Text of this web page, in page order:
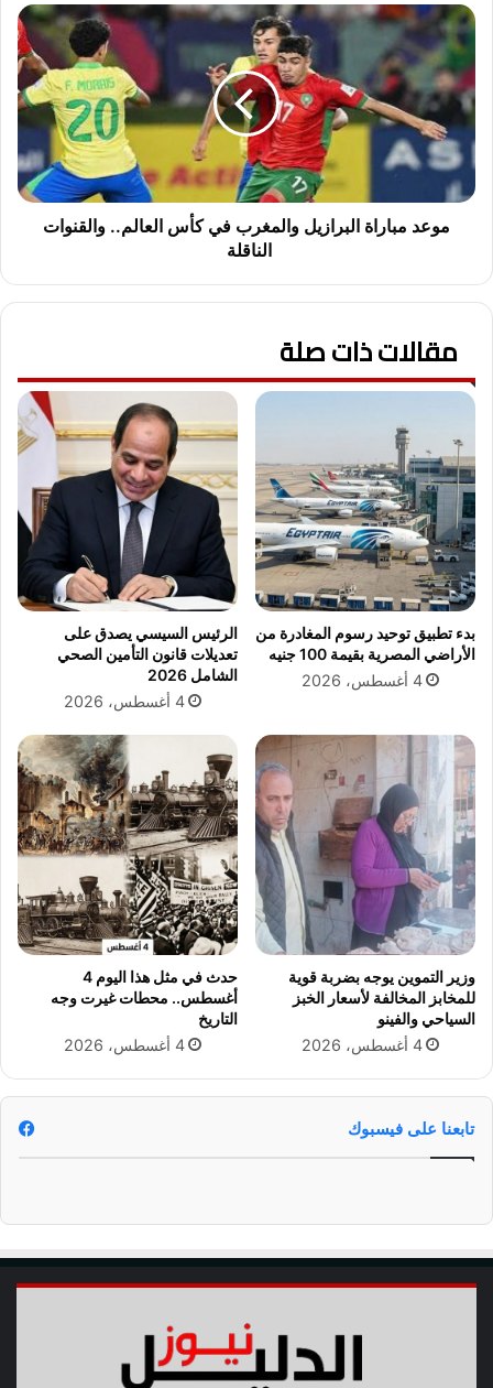
د
م
ا
ت
ا
ل
ق
ا
ن
ي
د
ع
ا
ل
م
ي
اً
ب
س
ب
ب
ض
ا
ل
ت
م
و
ي
ل
ا
ل
و
ل
ي
م
و
ع
د
م
ب
ا
ي
ل
ا
ل
م
غ
ر
ب
ف
ي
ك
أ
ا
ل
م
.
و
ا
ل
ن
و
ا
ل
ن
ة
موعد مباراة البرازيل والمغرب في كأس العالم.. والقنوات
الناقلة
مقالات ذات صلة
بدء تطبيق توحيد رسوم المغادرة من
الأراضي المصرية بقيمة 100 جنيه
4 أغسطس، 2026
الرئيس السيسي يصدق على
تعديلات قانون التأمين الصحي
الشامل 2026
4 أغسطس، 2026
وزير التموين يوجه بضربة قوية
للمخابز المخالفة لأسعار الخبز
السياحي والفينو
4 أغسطس، 2026
حدث في مثل هذا اليوم 4
أغسطس.. محطات غيرت وجه
التاريخ
4 أغسطس، 2026
تابعنا على فيسبوك